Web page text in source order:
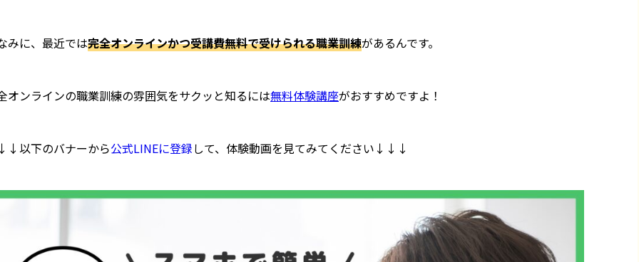
みに、最近では完全オンラインかつ受講費無料で受けられる職業訓練があるんです。
オンラインの職業訓練の雰囲気をサクッと知るには無料体験講座がおすすめですよ！
以下のバナーから公式LINEに登録して、体験動画を見てみてください↓↓↓